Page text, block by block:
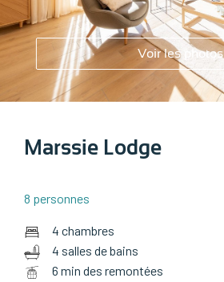
PLANIFIER VOS VACANCES
CONTACT
Marssie Lodge
8 personnes
4 chambres
4 salles de bains
6 min des remontées
Voir les photos